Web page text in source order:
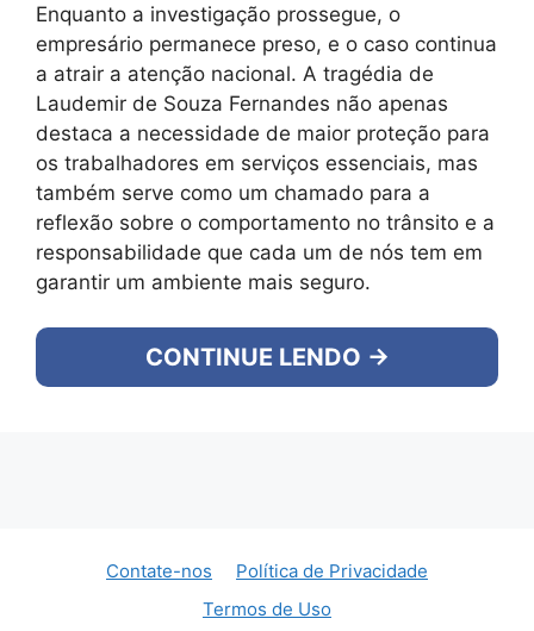
Enquanto a investigação prossegue, o
empresário permanece preso, e o caso continua
a atrair a atenção nacional. A tragédia de
Laudemir de Souza Fernandes não apenas
destaca a necessidade de maior proteção para
os trabalhadores em serviços essenciais, mas
também serve como um chamado para a
reflexão sobre o comportamento no trânsito e a
responsabilidade que cada um de nós tem em
garantir um ambiente mais seguro.
CONTINUE LENDO →
Contate-nos
Política de Privacidade
Termos de Uso